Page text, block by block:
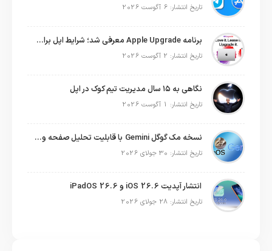
تاریخ انتشار: 6 آگوست 2026
برنامه Apple Upgrade معرفی شد؛ شرایط اپل برای اجاره آیفون، آیپد، مک و اپل واچ
تاریخ انتشار: 2 آگوست 2026
نگاهی به ۱۵ سال مدیریت تیم کوک در اپل
تاریخ انتشار: 1 آگوست 2026
نسخه مک گوگل Gemini با قابلیت تحلیل صفحه و دستورات صوتی در به‌روزرسانی جدید
تاریخ انتشار: 30 جولای 2026
انتشار آپدیت iOS 26.6 و iPadOS 26.6
تاریخ انتشار: 28 جولای 2026